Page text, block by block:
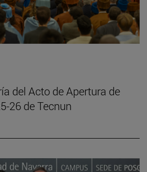
del Acto de Apertura de
26 de Tecnun